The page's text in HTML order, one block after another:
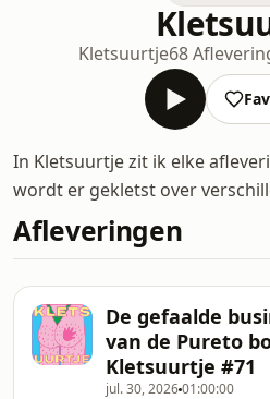
Kletsuurtje68
In Kletsuurtje zit ik elke
wordt er gekletst over
Afleveringen
De gefaalde
van de Pureto
Kletsuurtje #71
jul. 30, 202601:00:00